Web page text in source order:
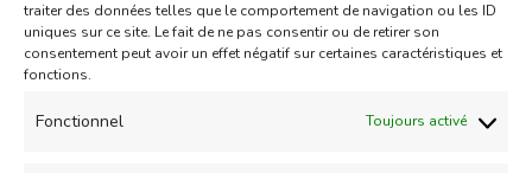
traiter des données telles que le comportement de navigation ou les ID
uniques sur ce site. Le fait de ne pas consentir ou de retirer son
consentement peut avoir un effet négatif sur certaines caractéristiques et
fonctions.
Fonctionnel Toujours activé
ChrisdansMini tartelettes aux chocolat
et confiture de lait caramélisé
chocolat et confiture de lait caramélisé